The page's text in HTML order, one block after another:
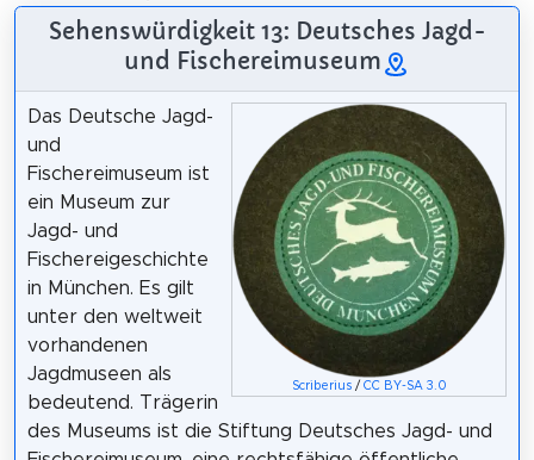
Sehenswürdigkeit 13: Deutsches Jagd-
und Fischereimuseum
Scriberius/ CC BY-SA 3.0
Das Deutsche Jagd-
und
Fischereimuseum ist
ein Museum zur
Jagd- und
Fischereigeschichte
in München. Es gilt
unter den weltweit
vorhandenen
Jagdmuseen als
bedeutend. Trägerin
des Museums ist die Stiftung Deutsches Jagd- und